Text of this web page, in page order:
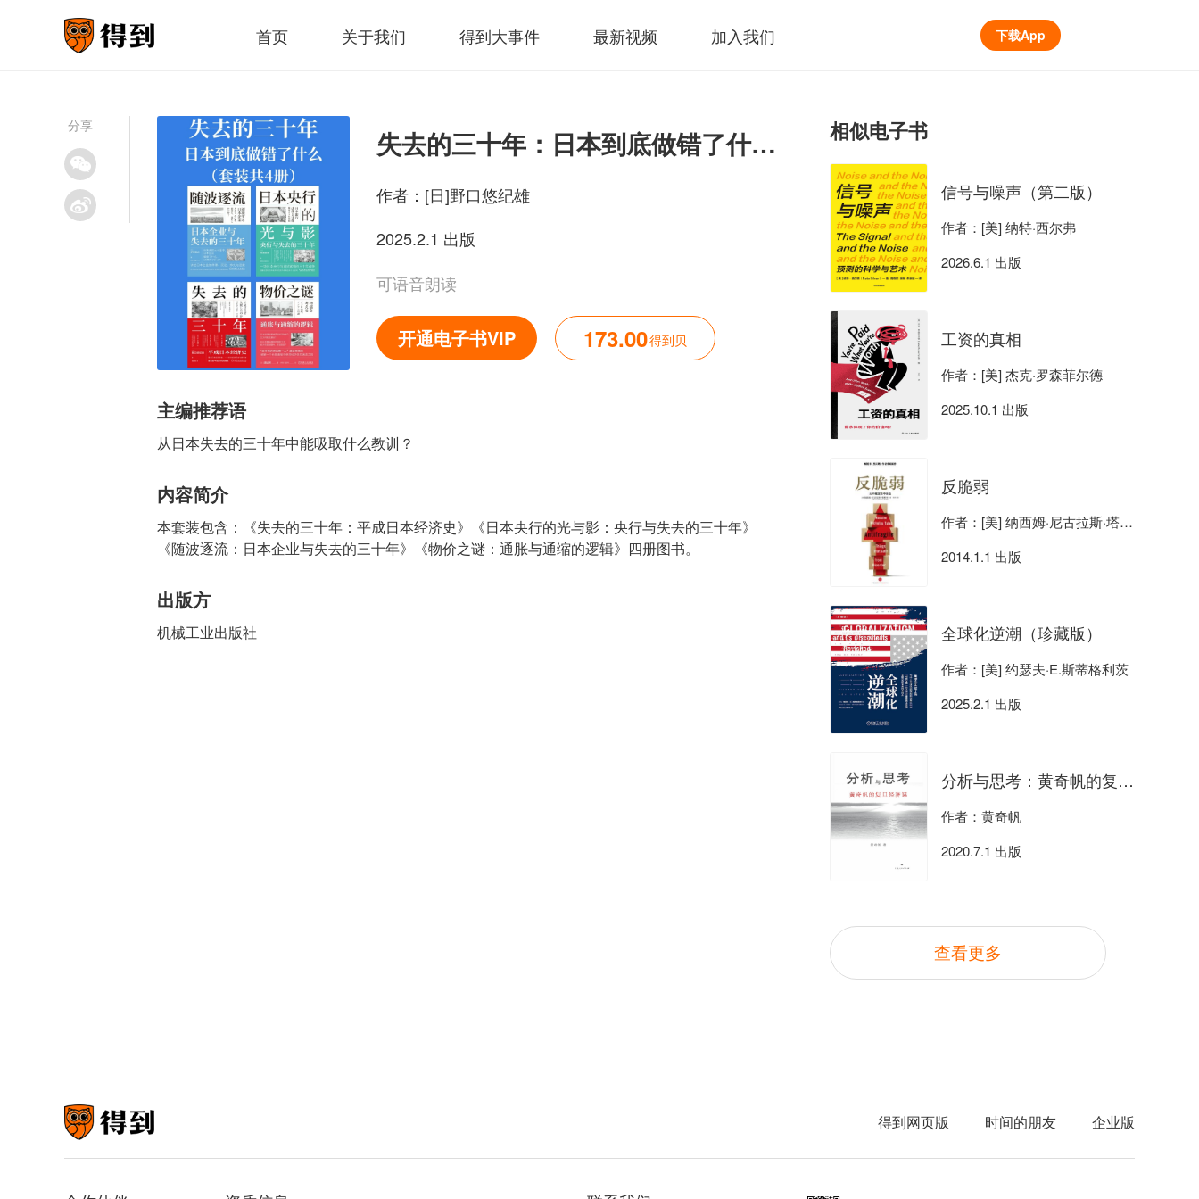
首页 关于我们 得到大事件 最新视频 加入我们 下载App
分享
失去的三十年：日本到底做错了什么（套装共四册）
作者： [日]野口悠纪雄
2025.2.1 出版
可语音朗读
开通电子书VIP 173.00得到贝
主编推荐语
从日本失去的三十年中能吸取什么教训？
内容简介
本套装包含：《失去的三十年：平成日本经济史》《日本央行的光与影：央行与失去的三十年》
《随波逐流：日本企业与失去的三十年》《物价之谜：通胀与通缩的逻辑》四册图书。
出版方
机械工业出版社
相似电子书
信号与噪声（第二版）
作者：[美] 纳特·西尔弗
2026.6.1 出版
工资的真相
作者：[美] 杰克·罗森菲尔德
2025.10.1 出版
反脆弱
作者：[美] 纳西姆·尼古拉斯·塔勒布
2014.1.1 出版
全球化逆潮（珍藏版）
作者：[美] 约瑟夫·E.斯蒂格利茨
2025.2.1 出版
分析与思考：黄奇帆的复旦经济课
作者：黄奇帆
2020.7.1 出版
查看更多
得到网页版 时间的朋友 企业版